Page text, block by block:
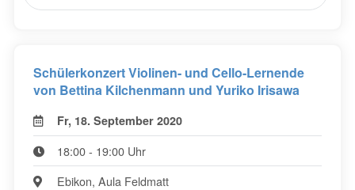
Schülerkonzert Violinen- und Cello-Lernende
von Bettina Kilchenmann und Yuriko Irisawa
Fr, 18. September 2020
18:00 - 19:00 Uhr
Ebikon, Aula Feldmatt